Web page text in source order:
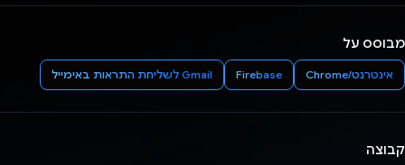
מבוסס על
אינטרנט/Chrome Firebase Gmail לשליחת התראות באימייל
קבוצה